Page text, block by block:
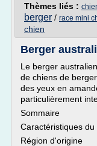
Thèmes liés :
berger / race mini
chien
Berger
Le berger
de chiens de
des yeux en
particulièrement
Sommaire
Caractéristiques
Région d'origine